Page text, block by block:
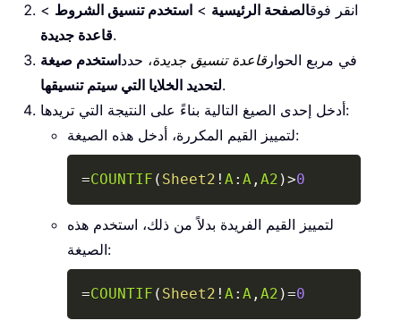
انقر فوقالصفحة الرئيسية > استخدم تنسيق الشروط >
قاعدة جديدة.
في مربع الحوار قاعدة تنسيق جديدة، حدداستخدم صيغة
لتحديد الخلايا التي سيتم تنسيقها.
أدخل إحدى الصيغ التالية بناءً على النتيجة التي تريدها:
لتمييز القيم المكررة، أدخل هذه الصيغة:
=COUNTIF ( Sheet2 ! A: A , A2 )>0
Copy
لتمييز القيم الفريدة بدلاً من ذلك، استخدم هذه
الصيغة:
=COUNTIF ( Sheet2 ! A: A , A2 )=0
Copy